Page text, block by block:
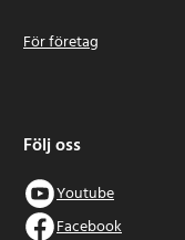
För företag
Följ oss
Youtube
Facebook